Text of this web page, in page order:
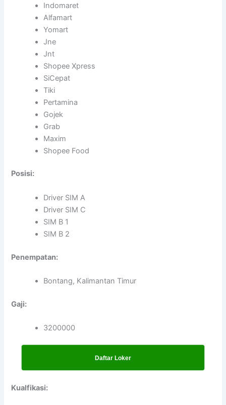
Indomaret
Alfamart
Yomart
Jne
Jnt
Shopee Xpress
SiCepat
Tiki
Pertamina
Gojek
Grab
Maxim
Shopee Food
Posisi:
Driver SIM A
Driver SIM C
SIM B 1
SIM B 2
Penempatan:
Bontang, Kalimantan Timur
Gaji:
3200000
Daftar Loker
Kualfikasi: